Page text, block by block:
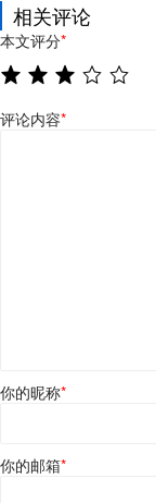
相关评论
本文评分*
评论内容*
你的昵称*
你的邮箱*